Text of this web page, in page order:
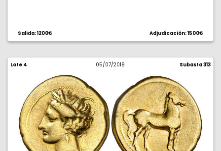
Salida: 1200€ Adjudicación: 1500€
Lote 4 05/07/2018 Subasta 313